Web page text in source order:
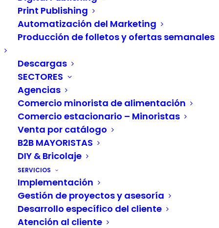
Print Publishing
Automatización del Marketing
Producción de folletos y ofertas semanales
Descargas
SECTORES
Agencias
Comercio minorista de alimentación
Comercio estacionario – Minoristas
Venta por catálogo
B2B MAYORISTAS
DIY & Bricolaje
SERVICIOS
Implementación
Gestión de proyectos y asesoría
Desarrollo específico del cliente
Atención al cliente
PIM, DAM y multicanal en las tiendas de
En la era digital, los clientes de las tiendas de
bricolaje esperan una experiencia de compra
fluida en todos los canales. Para satisfacer estas
demandas, las empresas necesitan optimizar su
información de producto (PIM), sus activos
digitales (DAM) y sus estrategias multicanal. Esta
categoría de blog proporciona información
valiosa y consejos prácticos sobre estos temas.